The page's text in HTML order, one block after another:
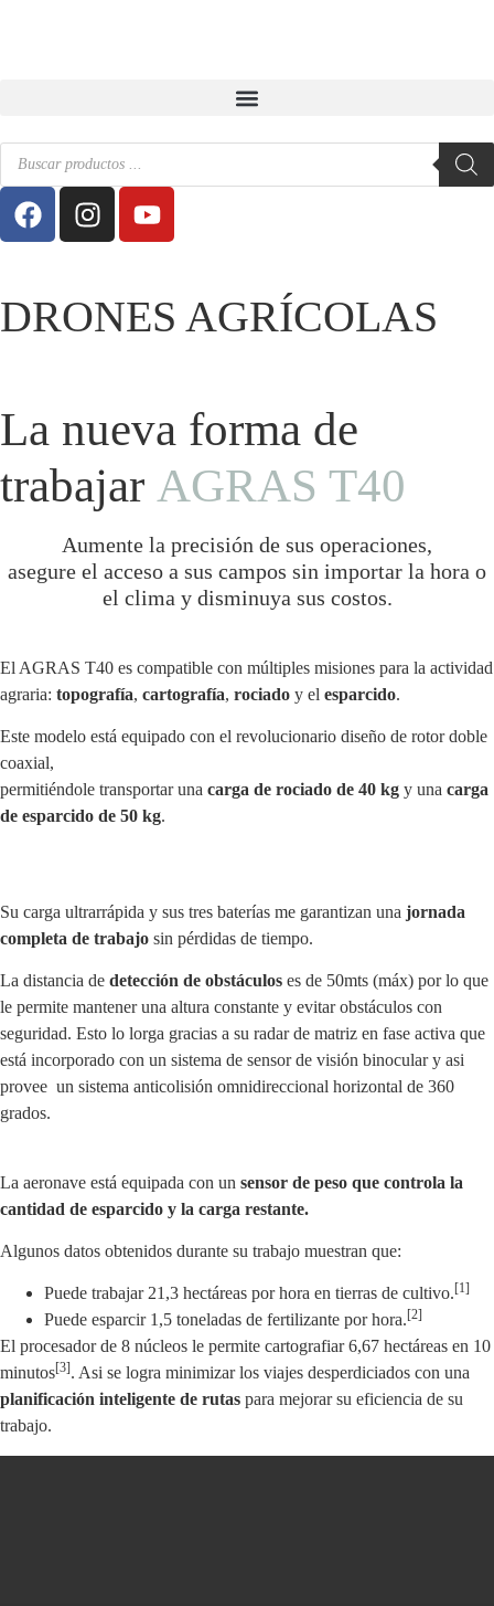
DRONES AGRÍCOLAS
La nueva forma de
trabajar AGRAS T40
Aumente la precisión de sus operaciones,
asegure el acceso a sus campos sin importar la hora o
el clima y disminuya sus costos.
El AGRAS T40 es compatible con múltiples misiones para la actividad
agraria: topografía, cartografía, rociado y el esparcido.
Este modelo está equipado con el revolucionario diseño de rotor doble
coaxial,
permitiéndole transportar una carga de rociado de 40 kg y una carga
de esparcido de 50 kg.
Su carga ultrarrápida y sus tres baterías me garantizan una jornada
completa de trabajo sin pérdidas de tiempo.
La distancia de detección de obstáculos es de 50mts (máx) por lo que
le permite mantener una altura constante y evitar obstáculos con
seguridad. Esto lo lorga gracias a su radar de matriz en fase activa que
está incorporado con un sistema de sensor de visión binocular y asi
provee un sistema anticolisión omnidireccional horizontal de 360
grados.
La aeronave está equipada con un sensor de peso que controla la
cantidad de esparcido y la carga restante.
Algunos datos obtenidos durante su trabajo muestran que:
Puede trabajar 21,3 hectáreas por hora en tierras de cultivo.[1]
Puede esparcir 1,5 toneladas de fertilizante por hora.[2]
El procesador de 8 núcleos le permite cartografiar 6,67 hectáreas en 10
minutos[3]. Asi se logra minimizar los viajes desperdiciados con una
planificación inteligente de rutas para mejorar su eficiencia de su
trabajo.